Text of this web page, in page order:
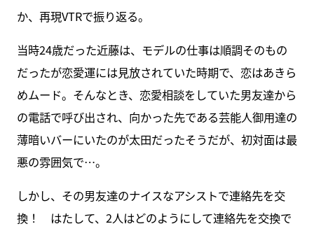
か、再現VTRで振り返る。
当時24歳だった近藤は、モデルの仕事は順調そのもの
だったが恋愛運には見放されていた時期で、恋はあきら
めムード。そんなとき、恋愛相談をしていた男友達から
の電話で呼び出され、向かった先である芸能人御用達の
薄暗いバーにいたのが太田だったそうだが、初対面は最
悪の雰囲気で…。
しかし、その男友達のナイスなアシストで連絡先を交
換！ はたして、2人はどのようにして連絡先を交換で